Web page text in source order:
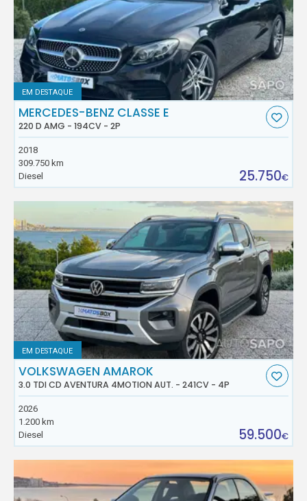
EM DESTAQUE
MERCEDES-BENZ CLASSE E
220 D AMG - 194CV - 2P
2018
309.750 km
Diesel
25.750€
EM DESTAQUE
VOLKSWAGEN AMAROK
3.0 TDI CD AVENTURA 4MOTION AUT. - 241CV - 4P
2026
1.200 km
Diesel
59.500€